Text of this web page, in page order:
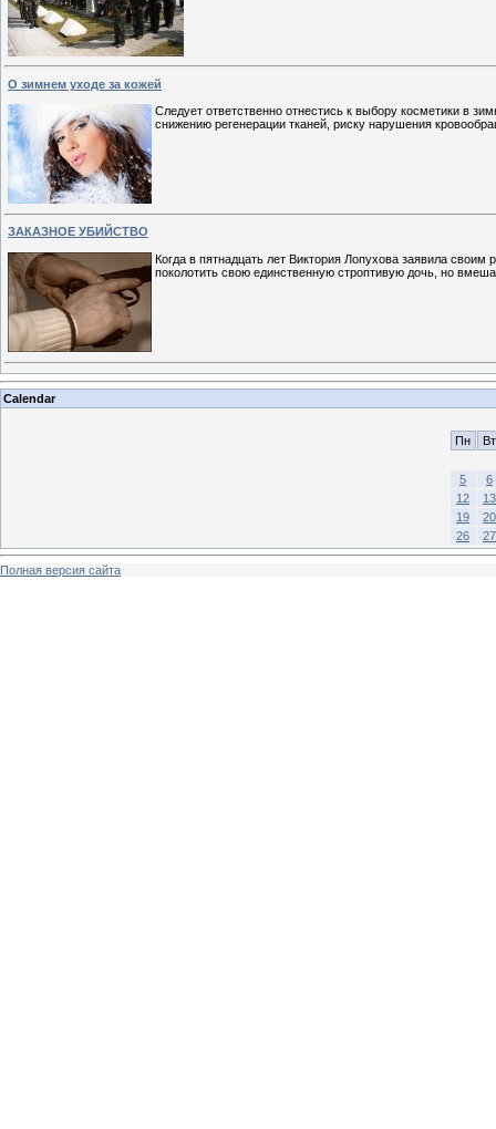
О зимнем уходе за кожей
Следует ответственно отнестись к выбору косметики в
снижению регенерации тканей, риску нарушения
ЗАКАЗНОЕ УБИЙСТВО
Когда в пятнадцать лет Виктория Лопухова заявила
поколотить свою единственную строптивую дочь, но
Calendar
Пн Вт
5
6
12
13
19
20
26
27
Полная версия сайта